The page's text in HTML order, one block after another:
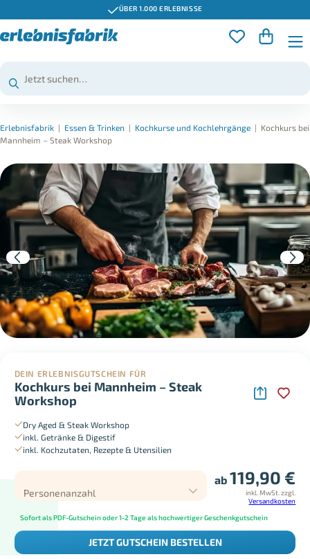
ÜBER 1.000 ERLEBNISSE
Erlebnisfabrik | Essen & Trinken | Kochkurse und Kochlehrgänge | Kochkurs bei
Mannheim – Steak Workshop
DEIN ERLEBNISGUTSCHEIN FÜR
Kochkurs bei Mannheim – Steak
Workshop
Dry Aged & Steak Workshop
inkl. Getränke & Digestif
inkl. Kochzutaten, Rezepte & Utensilien
Personenanzahl
ab119,90 €
inkl. MwSt. zzgl.
Versandkosten
Sofort als PDF-Gutschein oder 1-2 Tage als hochwertiger Geschenkgutschein
JETZT GUTSCHEIN BESTELLEN